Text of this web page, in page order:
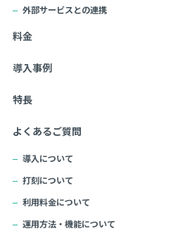
外部サービスとの連携
料金
導入事例
特長
よくあるご質問
導入について
打刻について
利用料金について
運用方法・機能について